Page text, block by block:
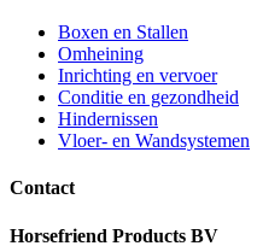
Boxen en Stallen
Omheining
Inrichting en vervoer
Conditie en gezondheid
Hindernissen
Vloer- en Wandsystemen
Contact
Horsefriend Products BV